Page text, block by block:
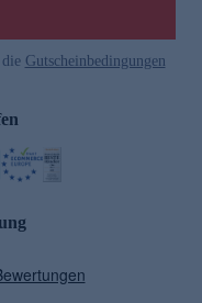
Gutscheinbedingungen